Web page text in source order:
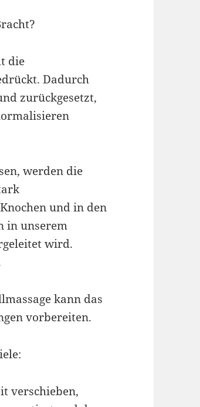
die
Dadurch
zurückgesetzt,
werden die
und in den
in unserem
wird.
kann das
vorbereiten.
verschieben,